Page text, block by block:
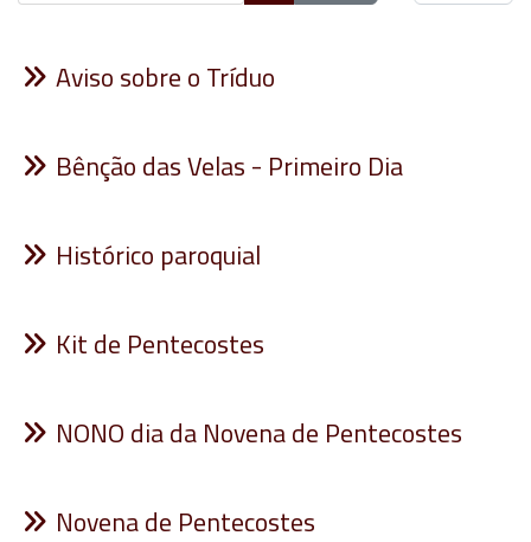
Aviso sobre o Tríduo
Bênção das Velas - Primeiro Dia
Histórico paroquial
Kit de Pentecostes
NONO dia da Novena de Pentecostes
Novena de Pentecostes